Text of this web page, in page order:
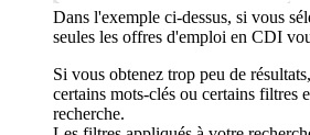
Dans l'exemple ci-dessus, si vous
seules les offres d'emploi en CDI
Si vous obtenez trop peu de
certains mots-clés ou certains filtres
recherche.